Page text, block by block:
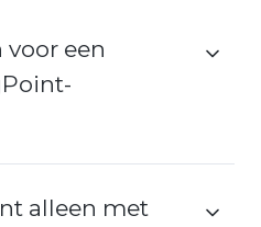
een
alleen met